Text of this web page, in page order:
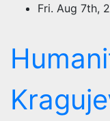
Fri. Aug 7th,